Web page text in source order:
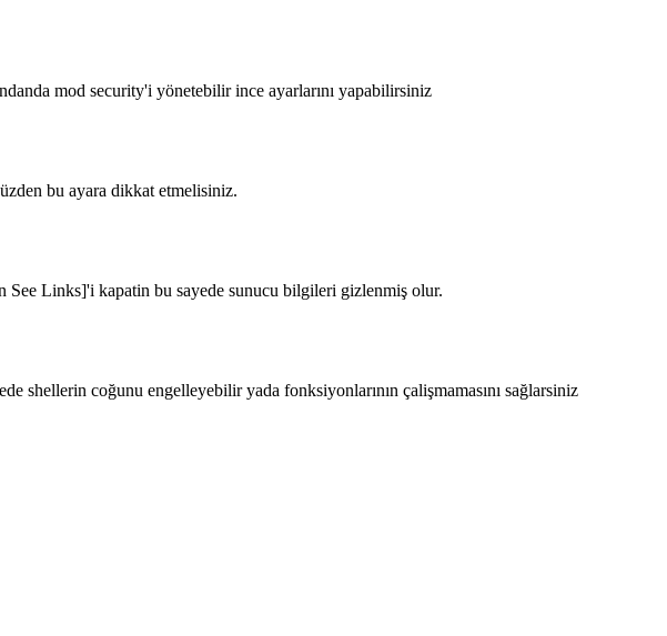
mod security'i yönetebilir ince ayarlarını yapabilirsiniz
bu ayara dikkat etmelisiniz.
Links]'i kapatin bu sayede sunucu bilgileri gizlenmiş olur.
coğunu engelleyebilir yada fonksiyonlarının çalişmamasını sağlarsiniz